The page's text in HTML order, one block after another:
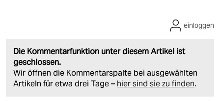
Die Kommentarfunktion unter diesem Artikel ist
geschlossen.
Wir öffnen die Kommentarspalte bei ausgewählten
Artikeln für etwa drei Tage – hier sind sie zu finden.
einloggen